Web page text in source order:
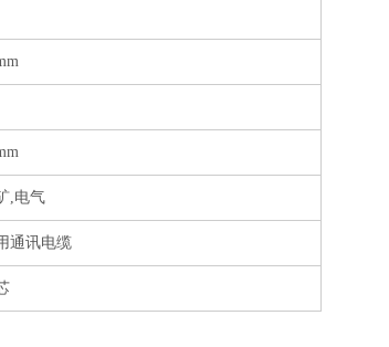
,电气
通讯电缆